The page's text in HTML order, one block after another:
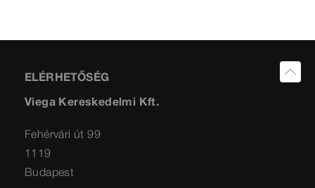
ELÉRHETŐSÉG
Viega Kereskedelmi Kft.
Fehérvári út 99
1119
Budapest